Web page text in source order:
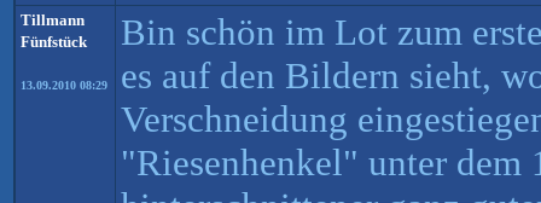
Tillmann
Fünfstück
13.09.2010 08:29
Bin schön im Lot zum
es auf den Bildern sieht,
Verschneidung
"Riesenhenkel" unter dem